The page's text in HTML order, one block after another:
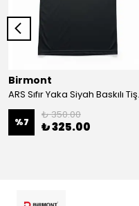
Birmont
ARS
%7
₺ 350.00
₺ 325.00